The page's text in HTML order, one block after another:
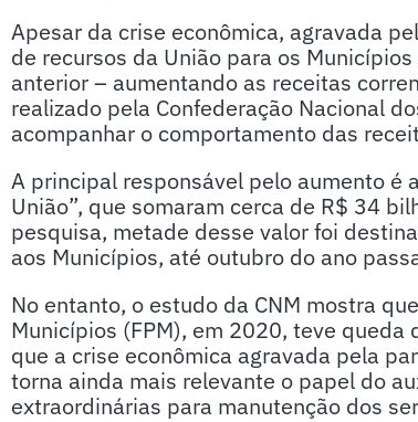
Apesar da crise econômica, agravada
de recursos da União para os
anterior – aumentando as receitas
realizado pela Confederação Nacional
acompanhar o comportamento das
A principal responsável pelo aumento é
União”, que somaram cerca de R$ 34
pesquisa, metade desse valor foi
aos Municípios, até outubro do ano
No entanto, o estudo da CNM mostra
Municípios (FPM), em 2020, teve queda
que a crise econômica agravada pela
torna ainda mais relevante o papel do
extraordinárias para manutenção dos